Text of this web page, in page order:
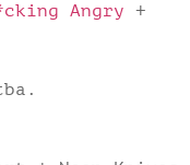
Angry +